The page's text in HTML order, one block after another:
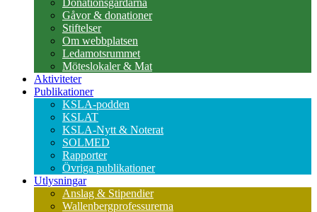
Donationsgårdarna
Gåvor & donationer
Stiftelser
Om webbplatsen
Ledamotsrummet
Möteslokaler & Mat
Aktiviteter
Publikationer
KSLA-podden
KSLAT
KSLA-Nytt & Noterat
SOLMED
Rapporter
Övriga publikationer
Utlysningar
Anslag & Stipendier
Wallenbergprofessurerna